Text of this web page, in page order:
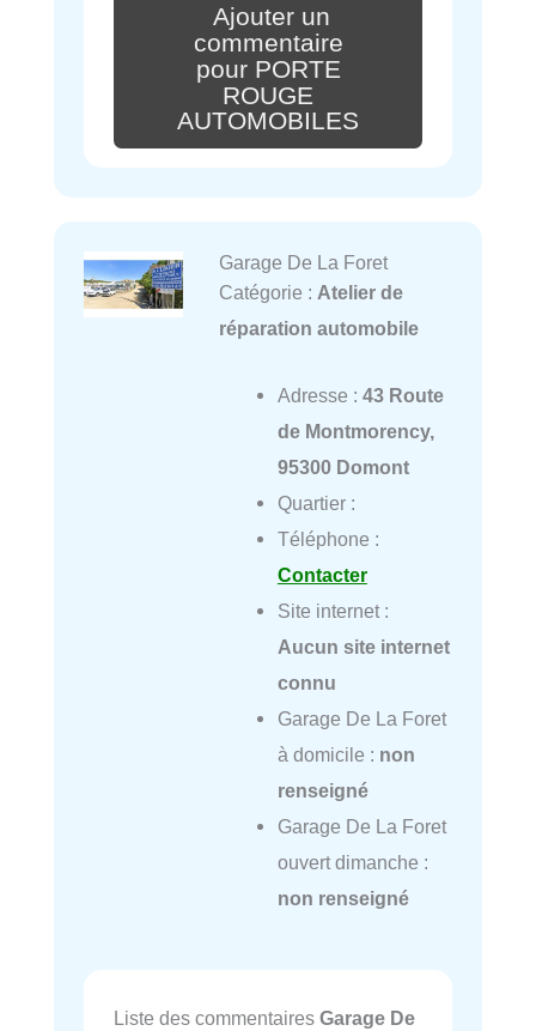
Ajouter un
commentaire
pour PORTE
ROUGE
AUTOMOBILES
Garage De La Foret
Catégorie : Atelier de
réparation automobile
Adresse : 43 Route
de Montmorency,
95300 Domont
Quartier :
Téléphone :
Contacter
Site internet :
Aucun site internet
connu
Garage De La Foret
à domicile : non
renseigné
Garage De La Foret
ouvert dimanche :
non renseigné
Liste des commentaires Garage De